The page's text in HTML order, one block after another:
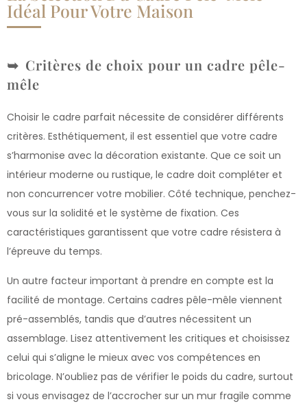
Idéal Pour Votre Maison
Critères de choix pour un cadre pêle-
mêle
Choisir le cadre parfait nécessite de considérer différents
critères. Esthétiquement, il est essentiel que votre cadre
s’harmonise avec la décoration existante. Que ce soit un
intérieur moderne ou rustique, le cadre doit compléter et
non concurrencer votre mobilier. Côté technique, penchez-
vous sur la solidité et le système de fixation. Ces
caractéristiques garantissent que votre cadre résistera à
l’épreuve du temps.
Un autre facteur important à prendre en compte est la
facilité de montage. Certains cadres pêle-mêle viennent
pré-assemblés, tandis que d’autres nécessitent un
assemblage. Lisez attentivement les critiques et choisissez
celui qui s’aligne le mieux avec vos compétences en
bricolage. N’oubliez pas de vérifier le poids du cadre, surtout
si vous envisagez de l’accrocher sur un mur fragile comme